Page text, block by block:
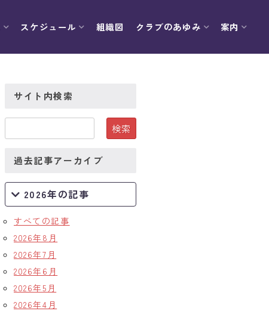
スケジュール 組織図 クラブのあゆみ 案内
サイト内検索
過去記事アーカイブ
2026年の記事
すべての記事
2026年8月
2026年7月
2026年6月
2026年5月
2026年4月